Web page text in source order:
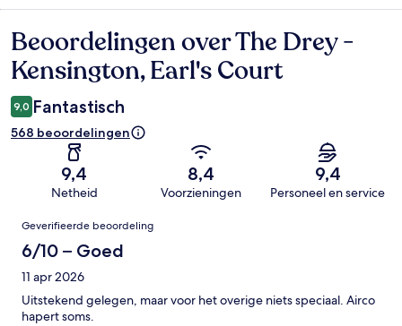
Beoordelingen
Beoordelingen over The Drey -
Kensington, Earl's Court
9,0 Fantastisch
568 beoordelingen
9,4
Netheid
8,4
Voorzieningen
9,4
Personeel en service
Beoordelingen
Geverifieerde beoordeling
6/10 – Goed
11 apr 2026
Uitstekend gelegen, maar voor het overige niets speciaal. Airco
hapert soms.